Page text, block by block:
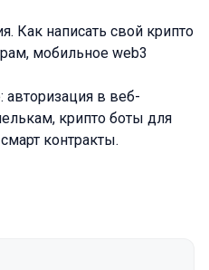
Как написать свой крипто
мобильное web3
авторизация в веб-
крипто боты для
контракты.